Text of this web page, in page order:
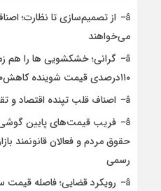
از تصمیم‌سازی تا نظارت؛
می‌خواهند
گرانی؛ خشکشویی‌ ها را هم
۱۱۰درصدی قیمت شوینده کاهش۴۰درصدی تقاضا
اصناف قلب تپنده اقتصاد
فریب قیمت‌های پایین گوشی
حقوق مردم و فعالان قانونمند
رسمی
رویکرد قضایی؛ فاصله